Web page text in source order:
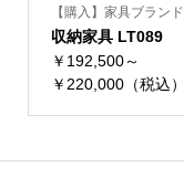
【購入】家具ブランド
収納家具 LT089
￥192,500～
￥220,000（税込）